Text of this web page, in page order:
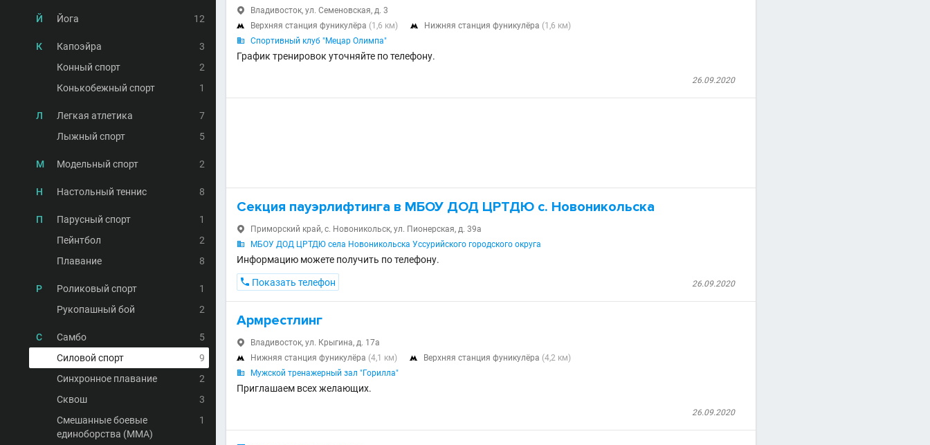
Й Йога 12
К Капоэйра
3
Конный спорт
2
Конькобежный спорт
1
Л Легкая атлетика
7
Лыжный спорт
5
М Модельный спорт 2
Н Настольный теннис 8
П Парусный спорт
1
Пейнтбол
2
Плавание
8
Р Роликовый спорт
1
Рукопашный бой
2
С Самбо
5
Силовой спорт
9
Синхронное плавание
2
Сквош
3
Смешанные боевые
единоборства (MMA)
1
 Владивосток, ул. Семеновская, д. 3
 Верхняя станция фуникулёра (1,6 км)  Нижняя станция фуникулёра (1,6 км)
 Спортивный клуб "Мецар Олимпа"
График тренировок уточняйте по телефону.
26.09.2020
Секция пауэрлифтинга в МБОУ ДОД ЦРТДЮ с. Новоникольска
 Приморский край, с. Новоникольск, ул. Пионерская, д. 39а
 МБОУ ДОД ЦРТДЮ села Новоникольска Уссурийского городского округа
Информацию можете получить по телефону.
26.09.2020
 Показать телефон
Армрестлинг
 Владивосток, ул. Крыгина, д. 17а
 Нижняя станция фуникулёра (4,1 км)  Верхняя станция фуникулёра (4,2 км)
 Мужской тренажерный зал "Горилла"
Приглашаем всех желающих.
26.09.2020